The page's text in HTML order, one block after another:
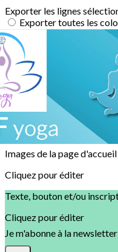
Exporter les lignes
Exporter toutes les
Exporter uniquement
Menu
<
>
Accueil
Actualités
?>
Images de la page d'accueil
Cliquez pour éditer
Texte, bouton et/ou
Cliquez pour éditer
Je m'abonne à la newsletter